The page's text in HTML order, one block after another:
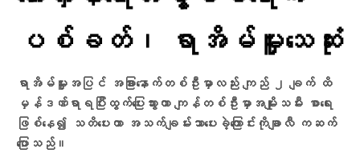
ပစ်ခတ်၊ ရာအိမ်မှူးသေဆုံး
ရာအိမ်မှူးအပြင် အခြားနောက်တစ်ဦးမှာလည်း ကျည် ၂ ချက် ထိ
မှန်ဒဏ်ရာရပြီးထွက်ပြေးသွားကာ ကျန်တစ်ဦးမှာအမျိုးသမီး စာ​ရေး
ဖြစ်နေ၍ သတိပေးကာ အသက်ချမ်းသာပေးခဲ့ကြောင်းကိုချာလီ ကဆက်
ပြောသည်။